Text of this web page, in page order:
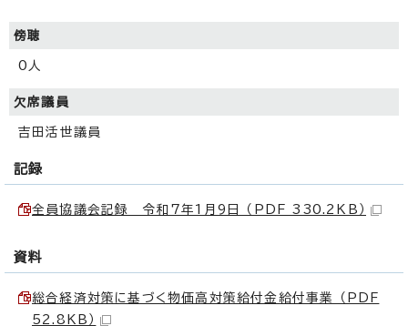
傍聴
0人
欠席議員
吉田活世議員
記録
全員協議会記録 令和7年1月9日 （PDF 330.2KB）
資料
総合経済対策に基づく物価高対策給付金給付事業 （PDF
52.8KB）